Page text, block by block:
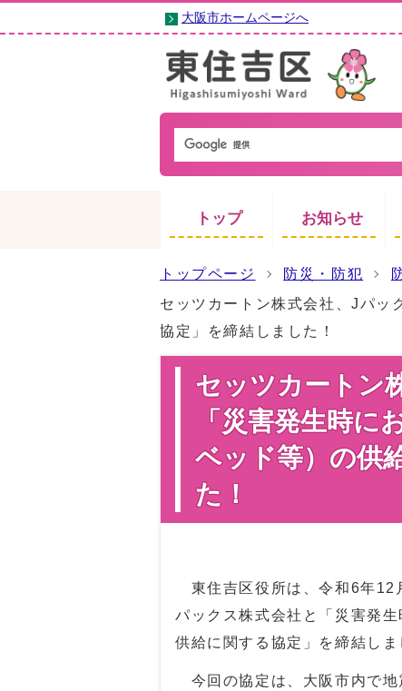
大阪市ホームページへ
トップ お知らせ
トップページ 防災・防犯
セッツカートン株式会社、Jパッ
協定」を締結しました！
セッツカートン
「災害発生時に
ベッド等）の供
た！
東住吉区役所は、令和6年12
パックス株式会社と「災害発
供給に関する協定」を締結しま
今回の協定は、大阪市内で地